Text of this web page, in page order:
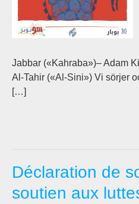
Jabbar («Kahraba»)– Adam
Al-Tahir («Al-Sini») Vi sörjer
[…]
Déclaration de
soutien aux